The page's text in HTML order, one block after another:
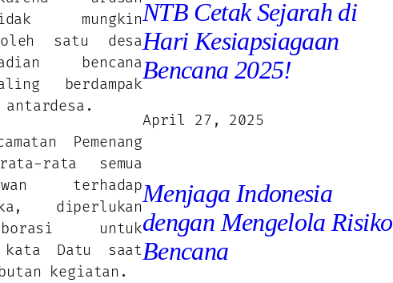
mungkin
satu desa
bencana
berdampak
Pemenang
rata semua
terhadap
diperlukan
untuk
kata Datu saat
kegiatan.
NTB Cetak Sejarah di
Hari Kesiapsiagaan
Bencana 2025!
April 27, 2025
Menjaga Indonesia
dengan Mengelola Risiko
Bencana